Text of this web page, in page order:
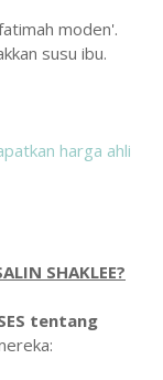
moden'.
susu ibu.
harga ahli
SHAKLEE?
tentang